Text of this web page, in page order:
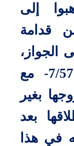
إلى
قدامة
الجواز،
قال في :” المغني” (7/573- مع
بغير
بعد
في هذا